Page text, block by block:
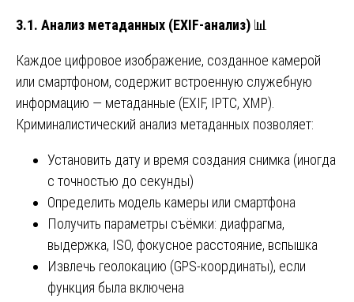
3.1. Анализ метаданных (EXIF-анализ) 📊
Каждое цифровое изображение, созданное камерой
или смартфоном, содержит встроенную служебную
информацию — метаданные (EXIF, IPTC, XMP).
Криминалистический анализ метаданных позволяет:
Установить дату и время создания снимка (иногда
с точностью до секунды)
Определить модель камеры или смартфона
Получить параметры съёмки: диафрагма,
выдержка, ISO, фокусное расстояние, вспышка
Извлечь геолокацию (GPS-координаты), если
функция была включена